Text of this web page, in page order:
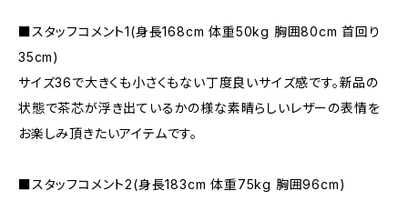
■スタッフコメント1(身長168cm 体重50kg 胸囲80cm 首回り
35cm)
サイズ36で大きくも小さくもない丁度良いサイズ感です。新品の
状態で茶芯が浮き出ているかの様な素晴らしいレザーの表情を
お楽しみ頂きたいアイテムです。
■スタッフコメント2(身長183cm 体重75kg 胸囲96cm)